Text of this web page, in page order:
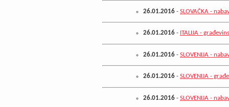
26.01.2016 - SLOVAČKA -
26.01.2016 - ITALIJA -
26.01.2016 - SLOVENIJA -
26.01.2016 - SLOVENIJA -
26.01.2016 - SLOVENIJA -